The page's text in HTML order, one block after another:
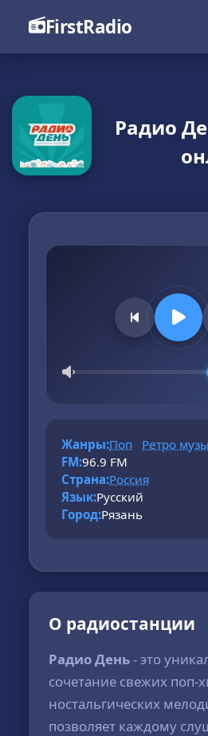
FirstRadio
Радио
Жанры:Поп
Ретро
FM:96.9 FM
Страна:Россия
Язык:Русский
Город:Рязань
О радиостанции
Радио День- это
сочетание свежих поп-
ностальгических
позволяет каждому